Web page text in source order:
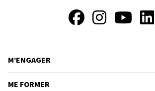
FacebookInstagramYouTube
M’ENGAGER
ME FORMER